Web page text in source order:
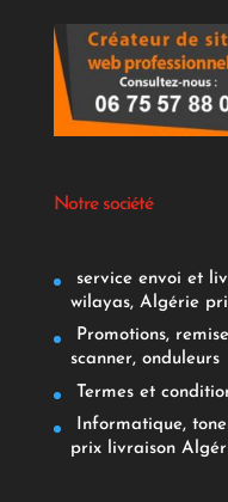
Notre société
service envoi et
wilayas, Algérie
Promotions,
scanner, onduleurs
Termes et
Informatique,
prix livraison